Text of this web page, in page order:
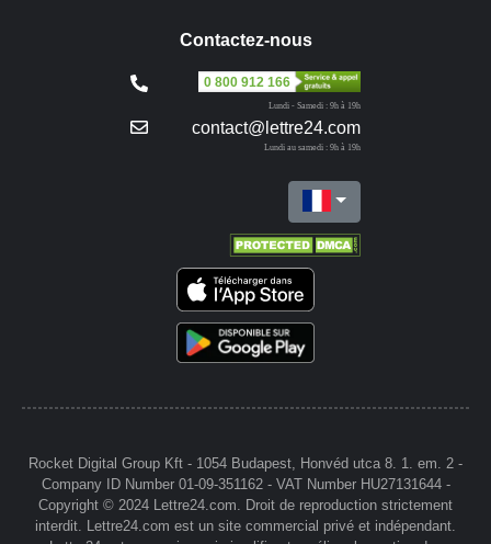
Contactez-nous
0 800 912 166
Lundi - Samedi : 9h à 19h
contact@lettre24.com
Lundi au samedi : 9h à 19h
Rocket Digital Group Kft - 1054 Budapest, Honvéd utca 8. 1. em. 2 -
Company ID Number 01-09-351162 - VAT Number HU27131644 -
Copyright © 2024 Lettre24.com. Droit de reproduction strictement
interdit. Lettre24.com est un site commercial privé et indépendant.